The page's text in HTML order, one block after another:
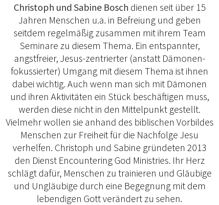
Christoph und Sabine Bosch dienen seit über 15
Jahren Menschen u.a. in Befreiung und geben
seitdem regelmäßig zusammen mit ihrem Team
Seminare zu diesem Thema. Ein entspannter,
angstfreier, Jesus-zentrierter (anstatt Dämonen-
fokussierter) Umgang mit diesem Thema ist ihnen
dabei wichtig. Auch wenn man sich mit Dämonen
und ihren Aktivitäten ein Stück beschäftigen muss,
werden diese nicht in den Mittelpunkt gestellt.
Vielmehr wollen sie anhand des biblischen Vorbildes
Menschen zur Freiheit für die Nachfolge Jesu
verhelfen. Christoph und Sabine gründeten 2013
den Dienst Encountering God Ministries. Ihr Herz
schlägt dafür, Menschen zu trainieren und Gläubige
und Ungläubige durch eine Begegnung mit dem
lebendigen Gott verändert zu sehen.